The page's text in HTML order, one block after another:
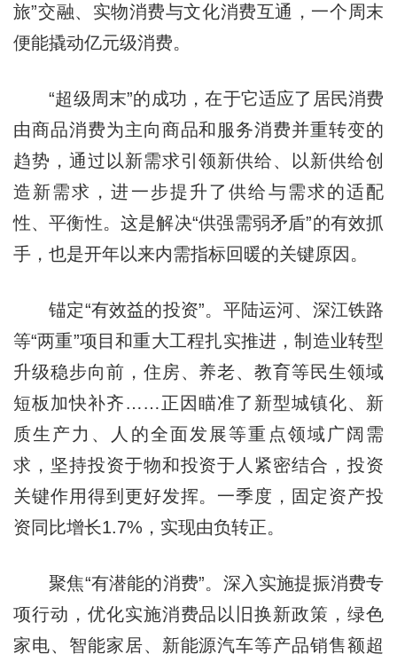
旅”交融、实物消费与文化消费互通，一个周末
便能撬动亿元级消费。
“超级周末”的成功，在于它适应了居民消费
由商品消费为主向商品和服务消费并重转变的
趋势，通过以新需求引领新供给、以新供给创
造新需求，进一步提升了供给与需求的适配
性、平衡性。这是解决“供强需弱矛盾”的有效抓
手，也是开年以来内需指标回暖的关键原因。
锚定“有效益的投资”。平陆运河、深江铁路
等“两重”项目和重大工程扎实推进，制造业转型
升级稳步向前，住房、养老、教育等民生领域
短板加快补齐……正因瞄准了新型城镇化、新
质生产力、人的全面发展等重点领域广阔需
求，坚持投资于物和投资于人紧密结合，投资
关键作用得到更好发挥。一季度，固定资产投
资同比增长1.7%，实现由负转正。
聚焦“有潜能的消费”。深入实施提振消费专
项行动，优化实施消费品以旧换新政策，绿色
家电、智能家居、新能源汽车等产品销售额超